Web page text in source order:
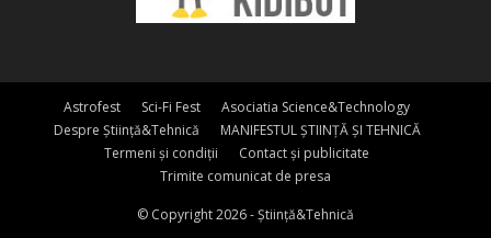
Astrofest Sci-Fi Fest
Asociatia Science&Technology
Despre Știință&Tehnică
MANIFESTUL ȘTIINȚĂ ȘI TEHNICĂ
Termeni și condiții
Contact și publicitate
Trimite comunicat de presa
© Copyright 2026 - Știință&Tehnică